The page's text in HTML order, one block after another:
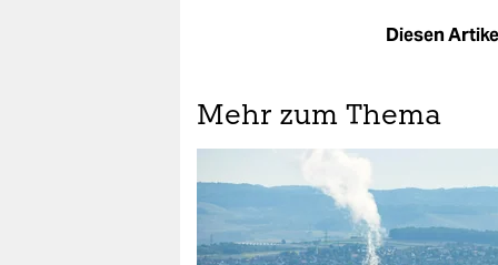
Diesen
Mehr zum Thema